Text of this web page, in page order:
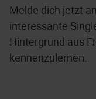
Melde dich jetzt
interessante
Hintergrund aus
kennenzulernen.